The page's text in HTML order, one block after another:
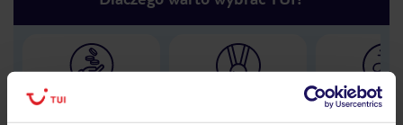
Lider niskich cen 30 lat w